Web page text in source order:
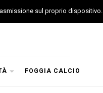
FOGGIA CALCIO
sul proprio dispositivo.